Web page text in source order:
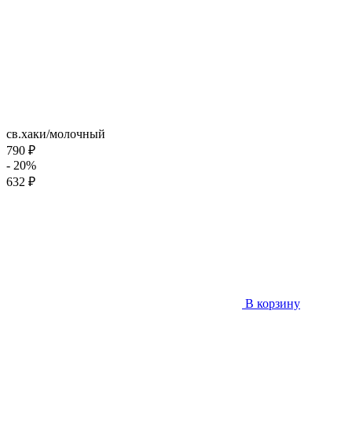
св.хаки/молочный
790 ₽
- 20%
632 ₽
В корзину